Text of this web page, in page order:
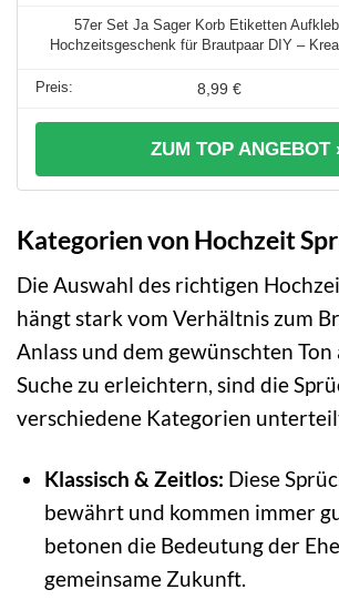
57er Set Ja Sager Korb Etiketten
Hochzeitsgeschenk für Brautpaar DIY –
8,99 €
ZUM TOP ANGEBOT
Kategorien von Hochzeit
Die Auswahl des richtigen
hängt stark vom Verhältnis zum
Anlass und dem gewünschten
Suche zu erleichtern, sind die
verschiedene Kategorien
Klassisch & Zeitlos: Diese
bewährt und kommen immer
betonen die Bedeutung der
gemeinsame Zukunft.